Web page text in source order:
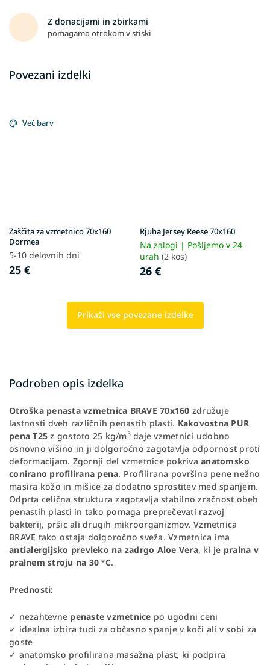
Z donacijami in zbirkami
pomagamo otrokom v stiski
Povezani izdelki
Več barv
Zaščita za vzmetnico 70x160
Dormea
5-10 delovnih dni
25 €
Rjuha Jersey Reese 70x160
Na zalogi | Pošljemo v 24
urah (2 kos)
26 €
Prikaži vse povezane izdelke
Podroben opis izdelka
Otroška penasta vzmetnica BRAVE 70x160 združuje
lastnosti dveh različnih penastih plasti. Kakovostna PUR
pena T25 z gostoto 25 kg/m3daje vzmetnici udobno
osnovno višino in ji dolgoročno zagotavlja odpornost proti
deformacijam. Zgornji del vzmetnice pokriva anatomsko
conirano profilirana pena. Profilirana površina pene nežno
masira kožo in mišice za dodatno sprostitev med spanjem.
Odprta celična struktura zagotavlja stabilno zračnost obeh
penastih plasti in tako pomaga preprečevati razvoj
bakterij, pršic ali drugih mikroorganizmov. Vzmetnica
BRAVE tako ostaja dolgoročno sveža. Vzmetnica ima
antialergijsko prevleko na zadrgo Aloe Vera, ki je pralna v
pralnem stroju na 30 °C.
Prednosti:
✓ nezahtevne penaste vzmetnice po ugodni ceni
✓ idealna izbira tudi za občasno spanje v koči ali v sobi za
goste
✓ anatomsko profilirana masažna plast, ki podpira